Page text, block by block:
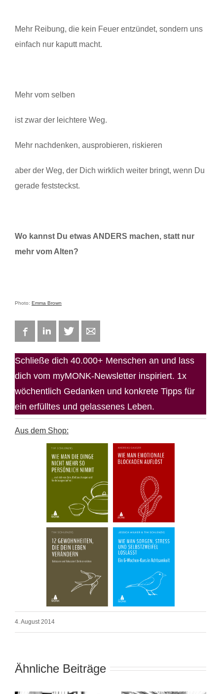
Mehr Reibung, die kein Feuer entzündet, sondern uns
einfach nur kaputt macht.
Mehr vom selben
ist zwar der leichtere Weg.
Mehr nachdenken, ausprobieren, riskieren
aber der Weg, der Dich wirklich weiter bringt, wenn Du
gerade feststeckst.
Wo kannst Du etwas ANDERS machen, statt nur
mehr vom Alten?
Photo: Emma Brown
FacebookLinkedIn Twitter
Schließe dich 40.000+ Menschen an und lass
dich vom myMONK-Newsletter inspiriert. 1x
wöchentlich Gedanken und konkrete Tipps für
ein erfülltes und gelassenes Leben.
Aus dem Shop:
4. August 2014
Ähnliche Beiträge